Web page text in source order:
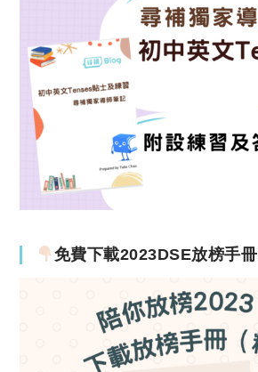
免費下載2023DSE放榜手冊